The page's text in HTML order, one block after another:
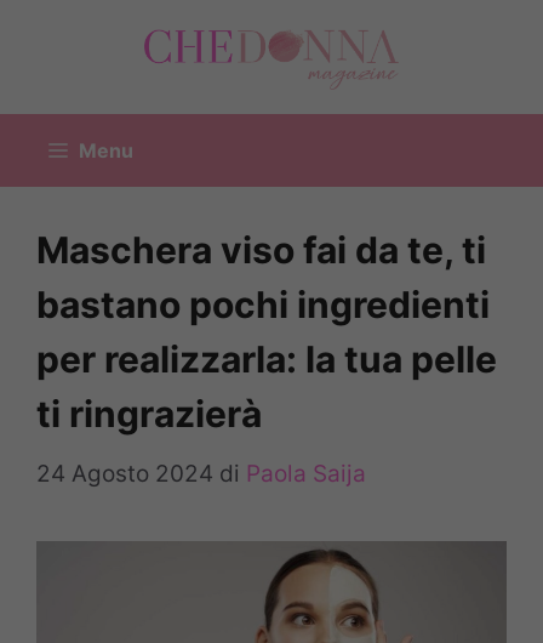
Menu
Maschera viso fai da te, ti
bastano pochi ingredienti
per realizzarla: la tua pelle
ti ringrazierà
24 Agosto 2024 di Paola Saija